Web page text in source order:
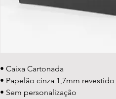
• Caixa Cartonada
• Papelão cinza 1,7mm
• Sem personalização